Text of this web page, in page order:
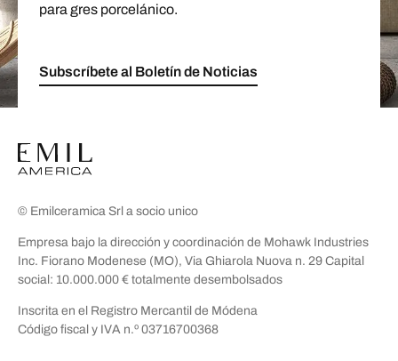
para gres porcelánico.
Subscríbete al Boletín de Noticias
© Emilceramica Srl a socio unico
Empresa bajo la dirección y coordinación de Mohawk Industries
Inc. Fiorano Modenese (MO), Via Ghiarola Nuova n. 29 Capital
social: 10.000.000 € totalmente desembolsados
Inscrita en el Registro Mercantil de Módena
Código fiscal y IVA n.º 03716700368